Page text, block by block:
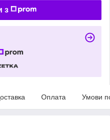
з
Оплата Умови